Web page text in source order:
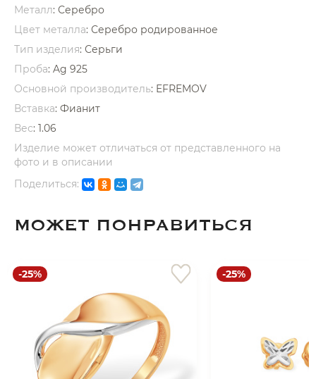
Металл: Серебро
Цвет металла: Серебро родированное
Тип изделия: Серьги
Проба: Ag 925
Основной производитель: EFREMOV
Вставка: Фианит
Вес: 1.06
Изделие может отличаться от представленного на
фото и в описании
Поделиться:
МОЖЕТ ПОНРАВИТЬСЯ
-25% -25%